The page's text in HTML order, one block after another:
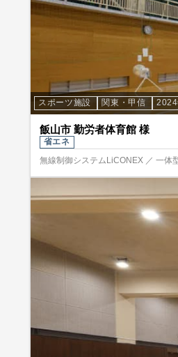
スポーツ施設 関東・甲信
飯山市 勤労者体育館 様
省エネ
無線制御システムLiCONEX ／ 一体